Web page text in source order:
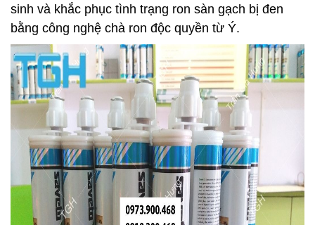
sinh và khắc phục tình trạng ron sàn gạch bị đen
bằng công nghệ chà ron độc quyền từ Ý.